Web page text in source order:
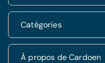
Hyundai
Kia
Mercedes
Opel
Fiat 500
Hyundai Tucson
Kia Rio
Nissan Qashqai
Hyundai i20
Jeep Renegade
Volkswagen Golf VII
Catégories
SUV & 4x4
À propos de Cardoen